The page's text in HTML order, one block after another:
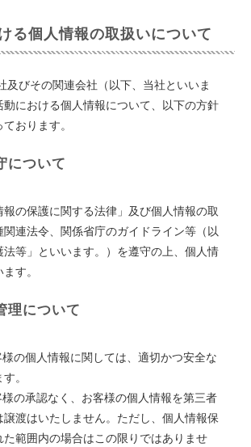
る個人情報の取扱いについて
及びその関連会社（以下、当社といいま
動における個人情報について、以下の方針
おります。
について
報の保護に関する法律」及び個人情報の取
連法令、関係省庁のガイドライン等（以
法等」といいます。）を遵守の上、個人情
す。
理について
の個人情報に関しては、適切かつ安全な
。
の承認なく、お客様の個人情報を第三者
譲渡はいたしません。ただし、個人情報保
た範囲内の場合はこの限りではありませ